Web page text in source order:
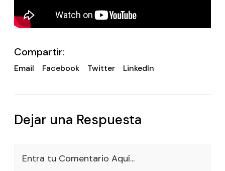
Compartir:
Email Facebook Twitter LinkedIn
Dejar una Respuesta
Entra tu Comentario Aquí...